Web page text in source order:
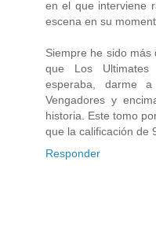
en el que interviene
escena en su
Siempre he sido
que Los
esperaba, darme
Vengadores y
historia. Este tomo
que la calificación de
Responder